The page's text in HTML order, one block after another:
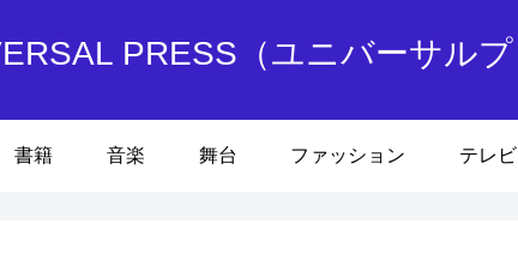
PRESS（ユニバーサルプ
書籍 音楽 舞台 ファッション テレビ